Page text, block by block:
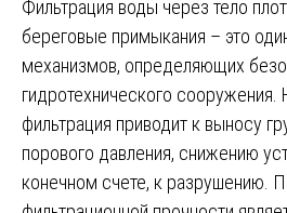
Фильтрация воды через тело
береговые примыкания – это
механизмов, определяющих
гидротехнического сооружения.
фильтрация приводит к выносу
порового давления, снижению
конечном счете, к разрушению.